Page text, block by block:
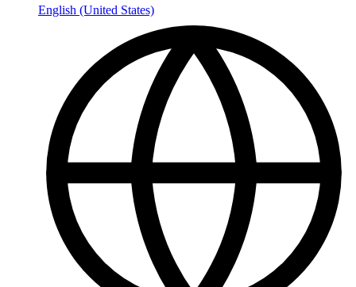
English (United States)